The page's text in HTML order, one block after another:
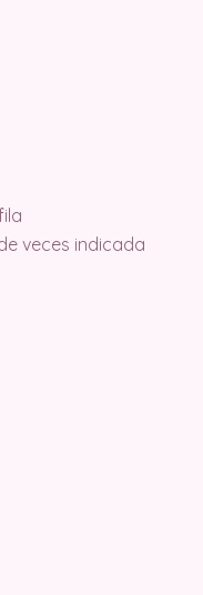
veces indicada